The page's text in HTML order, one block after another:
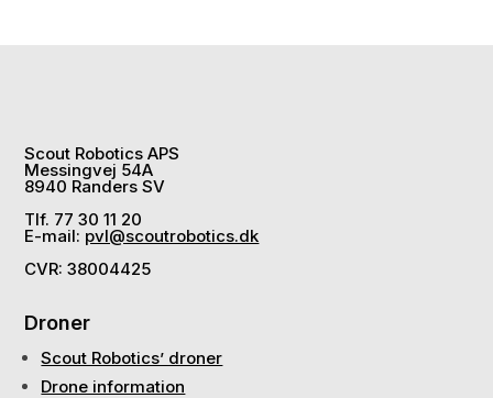
Scout Robotics APS
Messingvej 54A
8940 Randers SV
Tlf. 77 30 11 20
E-mail: pvl@scoutrobotics.dk
CVR: 38004425
Droner
Scout Robotics’ droner
Drone information